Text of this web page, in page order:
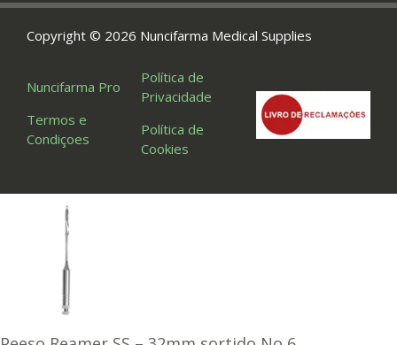
Nuncifarma Pro
Termos e
Condiçoes
Política de
Privacidade
Política de
Cookies
Copyright © 2026 Nuncifarma Medical Supplies